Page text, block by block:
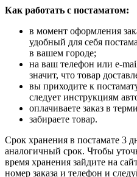
Как работать с постаматом:
в момент оформления
удобный для себя
в вашем городе;
на ваш телефон или e-
значит, что товар
вы приходите к
следует инструкциям
оплачиваете заказ в
забираете товар.
Срок хранения в постамате 3
аналогичный срок. Чтобы
время хранения зайдите на
номер заказа и телефон и